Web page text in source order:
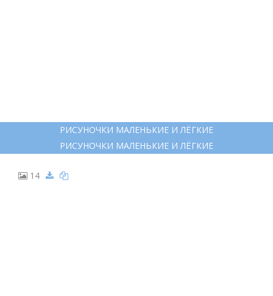
РИСУНОЧКИ МАЛЕНЬКИЕ И ЛЁГКИЕ
РИСУНОЧКИ МАЛЕНЬКИЕ И ЛЁГКИЕ
14